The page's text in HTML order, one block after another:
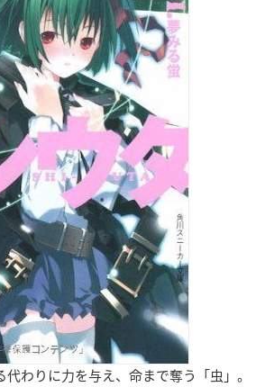
わりに力を与え、命まで奪う「虫」。